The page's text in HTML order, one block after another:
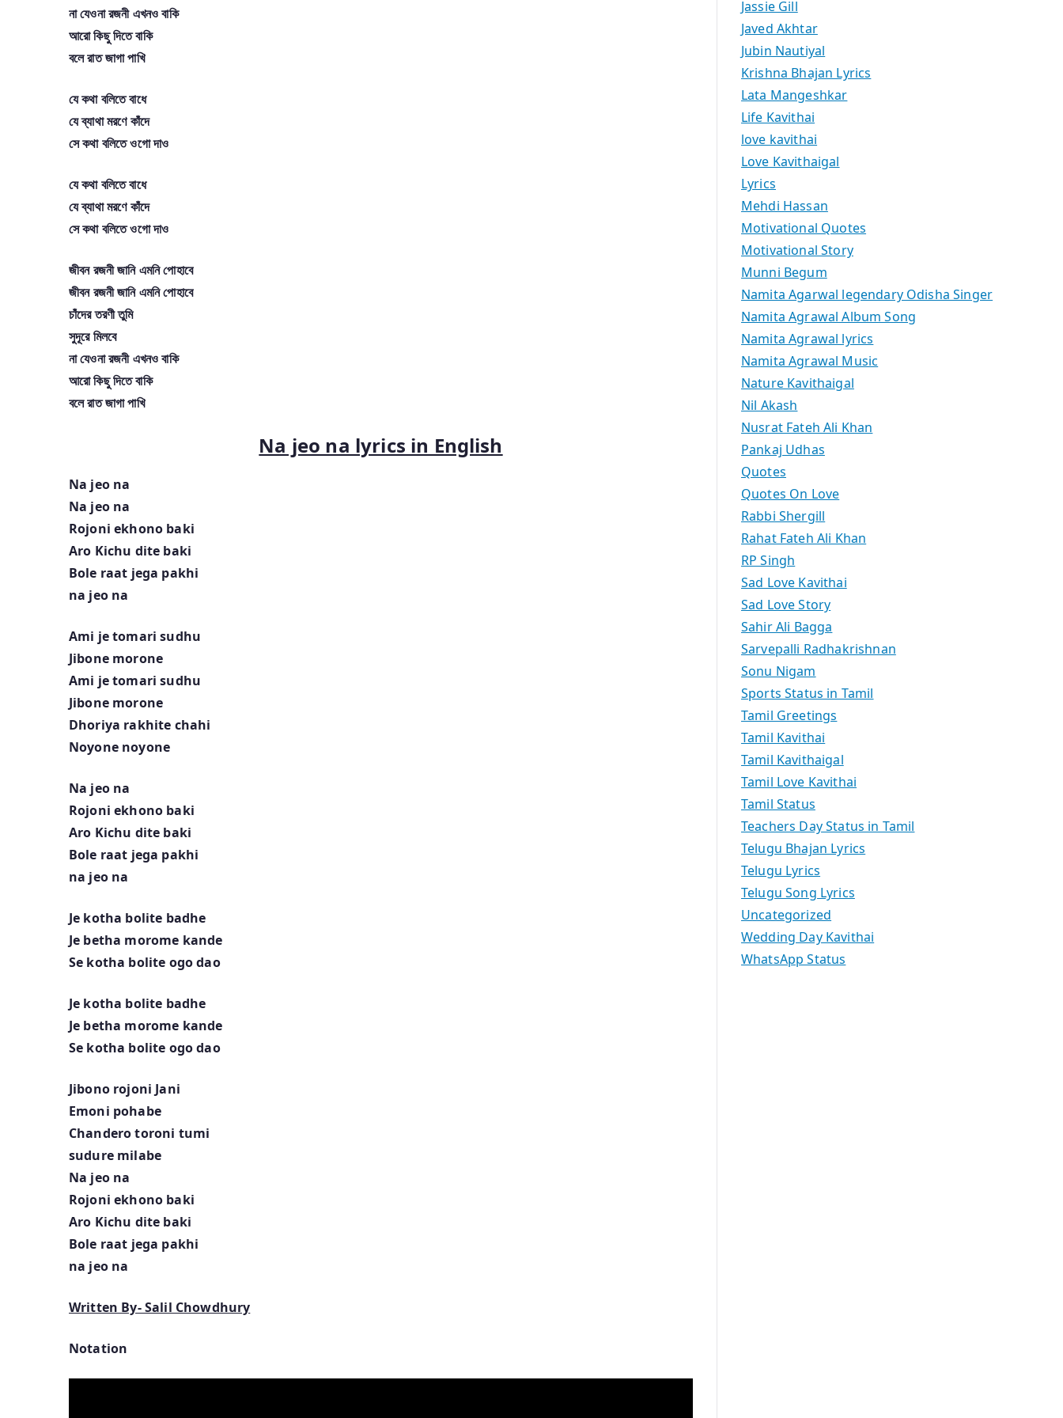
না যেওনা রজনী এখনও বাকি
আরো কিছু দিতে বাকি
বলে রাত জাগা পাখি
যে কথা বলিতে বাধে
যে ব্যাথা মরণে কাঁদে
সে কথা বলিতে ওগো দাও
যে কথা বলিতে বাধে
যে ব্যাথা মরণে কাঁদে
সে কথা বলিতে ওগো দাও
জীবন রজনী জানি এমনি পোহাবে
জীবন রজনী জানি এমনি পোহাবে
চাঁদের তরণী তুমি
সুদূরে মিলবে
না যেওনা রজনী এখনও বাকি
আরো কিছু দিতে বাকি
বলে রাত জাগা পাখি
Na jeo na lyrics in English
Na jeo na
Na jeo na
Rojoni ekhono baki
Aro Kichu dite baki
Bole raat jega pakhi
na jeo na
Ami je tomari sudhu
Jibone morone
Ami je tomari sudhu
Jibone morone
Dhoriya rakhite chahi
Noyone noyone
Na jeo na
Rojoni ekhono baki
Aro Kichu dite baki
Bole raat jega pakhi
na jeo na
Je kotha bolite badhe
Je betha morome kande
Se kotha bolite ogo dao
Je kotha bolite badhe
Je betha morome kande
Se kotha bolite ogo dao
Jibono rojoni Jani
Emoni pohabe
Chandero toroni tumi
sudure milabe
Na jeo na
Rojoni ekhono baki
Aro Kichu dite baki
Bole raat jega pakhi
na jeo na
Written By- Salil Chowdhury
Notation
Jassie Gill
Javed Akhtar
Jubin Nautiyal
Krishna Bhajan Lyrics
Lata Mangeshkar
Life Kavithai
love kavithai
Love Kavithaigal
Lyrics
Mehdi Hassan
Motivational Quotes
Motivational Story
Munni Begum
Namita Agarwal legendary Odisha Singer
Namita Agrawal Album Song
Namita Agrawal lyrics
Namita Agrawal Music
Nature Kavithaigal
Nil Akash
Nusrat Fateh Ali Khan
Pankaj Udhas
Quotes
Quotes On Love
Rabbi Shergill
Rahat Fateh Ali Khan
RP Singh
Sad Love Kavithai
Sad Love Story
Sahir Ali Bagga
Sarvepalli Radhakrishnan
Sonu Nigam
Sports Status in Tamil
Tamil Greetings
Tamil Kavithai
Tamil Kavithaigal
Tamil Love Kavithai
Tamil Status
Teachers Day Status in Tamil
Telugu Bhajan Lyrics
Telugu Lyrics
Telugu Song Lyrics
Uncategorized
Wedding Day Kavithai
WhatsApp Status